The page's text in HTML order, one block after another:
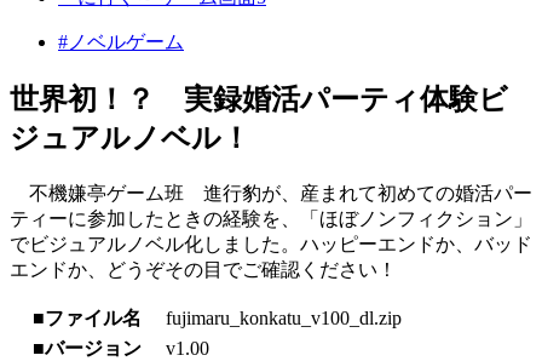
#ノベルゲーム
世界初！？ 実録婚活パーティ体験ビ
ジュアルノベル！
不機嫌亭ゲーム班 進行豹が、産まれて初めての婚活パー
ティーに参加したときの経験を、「ほぼノンフィクション」
でビジュアルノベル化しました。ハッピーエンドか、バッド
エンドか、どうぞその目でご確認ください！
■ファイル名
fujimaru_konkatu_v100_dl.zip
■バージョン
v1.00